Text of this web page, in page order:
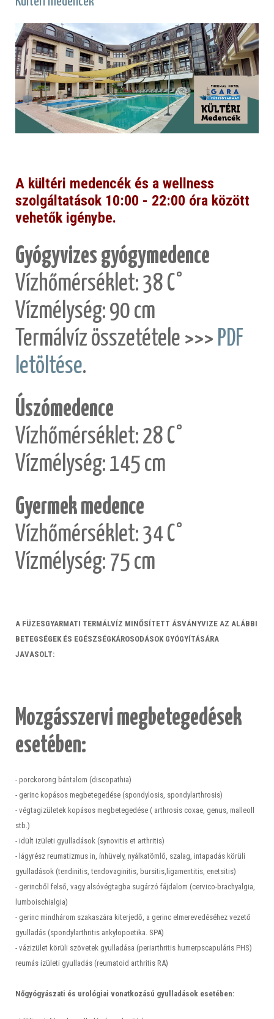
A kültéri medencék és a wellness
szolgáltatások 10:00 - 22:00 óra között
vehetők igénybe.
Gyógyvizes gyógymedence
Vízhőmérséklet: 38 C°
Vízmélység: 90 cm
Termálvíz összetétele >>> PDF
letöltése.
Úszómedence
Vízhőmérséklet: 28 C°
Vízmélység: 145 cm
Gyermek medence
Vízhőmérséklet: 34 C°
Vízmélység: 75 cm
A FÜZESGYARMATI TERMÁLVÍZ MINŐSÍTETT ÁSVÁNYVIZE AZ ALÁBBI
BETEGSÉGEK ÉS EGÉSZSÉGKÁROSODÁSOK GYÓGYÍTÁSÁRA
JAVASOLT:
Mozgásszervi megbetegedések
esetében:
- porckorong bántalom (discopathia)
- gerinc kopásos megbetegedése (spondylosis, spondylarthrosis)
- végtagizületek kopásos megbetegedése ( arthrosis coxae, genus, malleoll
stb.)
- idült izületi gyulladások (synovitis et arthritis)
- lágyrész reumatizmus in, ínhüvely, nyálkatömlő, szalag, intapadás körüli
gyulladások (tendinitis, tendovaginitis, bursitis,ligamentitis, enetsitis)
- gerincből felső, vagy alsóvégtagba sugárzó fájdalom (cervico-brachyalgia,
lumboischialgia)
- gerinc mindhárom szakaszára kiterjedő, a gerinc elmerevedéséhez vezető
gyulladás (spondylarthritis ankylopoetika. SPA)
- vázizület körüli szövetek gyulladása (periarthritis humerpscapuláris PHS)
reumás izületi gyulladás (reumatoid arthritis RA)
Nőgyógyászati és urológiai vonatkozású gyulladások esetében: